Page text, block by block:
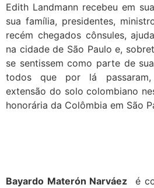
Edith Landmann recebeu em
sua família, presidentes,
recém chegados cônsules,
na cidade de São Paulo e,
se sentissem como parte de
todos que por lá
extensão do solo colombiano
honorária da Colômbia em São
Bayardo Materón Narváez é